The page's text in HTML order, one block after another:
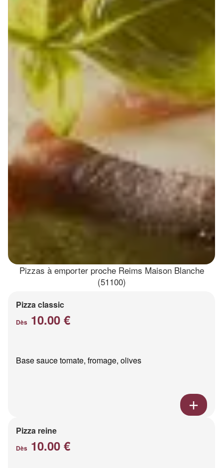
Pizzas à emporter proche Reims Maison Blanche
(51100)
Pizza classic
Dès 10.00 €
Base sauce tomate, fromage, olives
Pizza reine
Dès 10.00 €